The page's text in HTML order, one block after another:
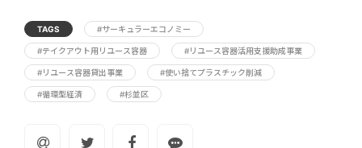
TAGS #サーキュラーエコノミー
#テイクアウト用リユース容器 #リユース容器活用支援助成事業
#リユース容器貸出事業 #使い捨てプラスチック削減
#循環型経済 #杉並区